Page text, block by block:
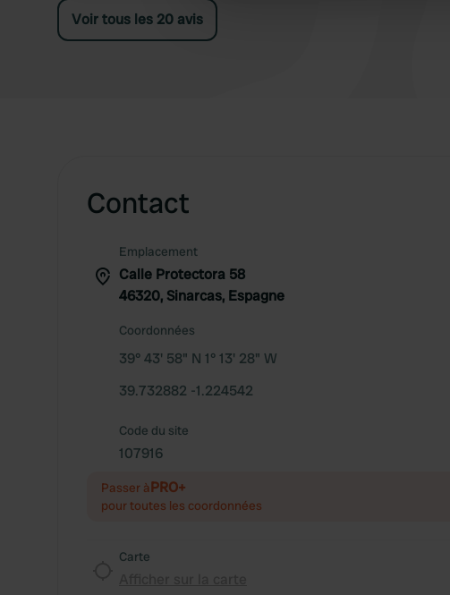
Voir tous les 20 avis
Contact
Emplacement
Calle Protectora 58
46320, Sinarcas, Espagne
Coordonnées
39° 43' 58" N 1° 13' 28" W
39.732882 -1.224542
Code du site
107916
Passer àPRO+
pour toutes les coordonnées
Carte